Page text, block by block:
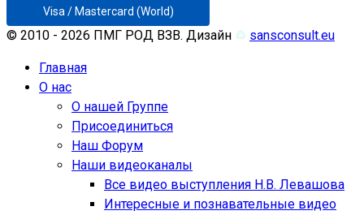
Visa / Mastercard (World)
© 2010 - 2026 ПМГ РОД ВЗВ. Дизайн ♲ sansconsult.eu
Главная
О нас
О нашей Группе
Присоединиться
Наш Форум
Наши видеоканалы
Все видео выступления Н.В. Левашова
Интересные и познавательные видео